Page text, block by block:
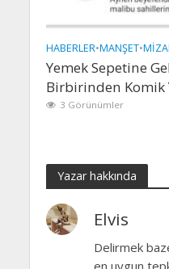
HABERLER•MANŞET•
Yemek Sepetine
Birbirinden Komik
3 Görünümler
Yazar hakkında
Elvis
Delirmek